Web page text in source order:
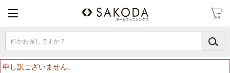
何かお探しですか？
申し訳ございません。